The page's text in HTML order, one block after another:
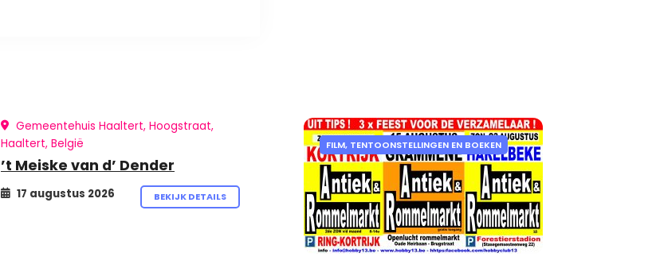
Gemeentehuis Haaltert, Hoogstraat,
Haaltert, België
’t Meiske van d’ Dender
17 augustus 2026 BEKIJK DETAILS
FILM, TENTOONSTELLINGEN EN BOEKEN